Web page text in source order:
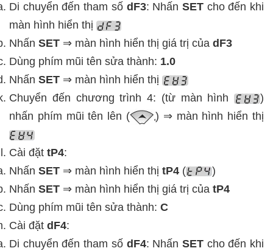
Di chuyển đến tham số dF3: Nhấn SETcho đến khi
màn hình hiển thị
Nhấn SET ⇒ màn hình hiển thị giá trị của dF3
Dùng phím mũi tên sửa thành: 1.0
Nhấn SET ⇒ màn hình hiển thị
Chuyển đến chương trình 4: (từ màn hình
)
nhấn phím mũi tên lên (
) ⇒ màn hình hiển thị
Cài đặt tP4:
Nhấn SET ⇒ màn hình hiển thị tP4 (
)
Nhấn SET ⇒ màn hình hiển thị giá trị của tP4
Dùng phím mũi tên sửa thành: C
Cài đặt dF4:
Di chuyển đến tham số dF4: Nhấn SETcho đến khi